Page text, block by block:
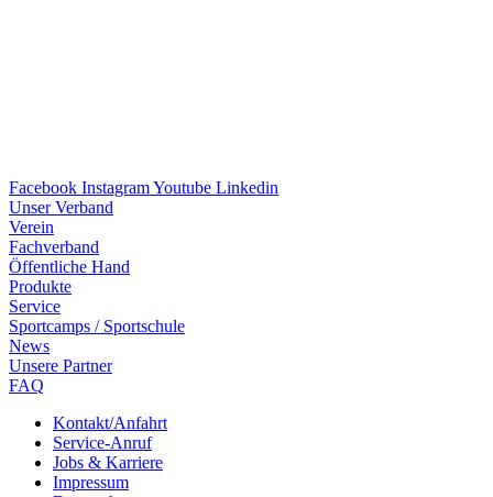
Facebook InstagramYoutube Linkedin
Unser Verband
Verein
Fach­ver­band
Öffent­li­che Hand
Produkte
Service
Sport­camps / Sportschule
News
Unsere Part­ner
FAQ
Kontakt/​​Anfahrt
Service-Anruf
Jobs & Karriere
Impres­sum